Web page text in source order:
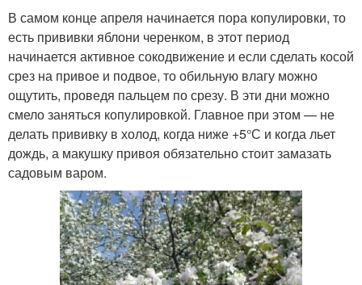
В самом конце апреля начинается пора копулировки, то
есть прививки яблони черенком, в этот период
начинается активное сокодвижение и если сделать косой
срез на привое и подвое, то обильную влагу можно
ощутить, проведя пальцем по срезу. В эти дни можно
смело заняться копулировкой. Главное при этом — не
делать прививку в холод, когда ниже +5°С и когда льет
дождь, а макушку привоя обязательно стоит замазать
садовым варом.